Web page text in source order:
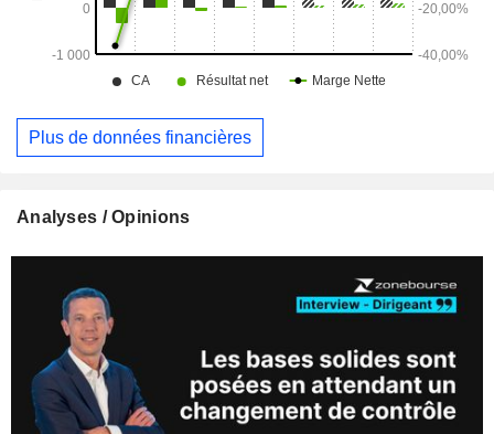
Plus de données financières
Analyses / Opinions